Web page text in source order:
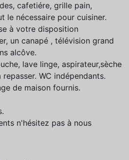
cafetiére, grille pain,
le nécessaire pour cuisiner.
à votre disposition
un canapé , télévision grand
alcôve.
lave linge, aspirateur,sèche
WC indépendants.
de maison fournis.
n'hésitez pas à nous